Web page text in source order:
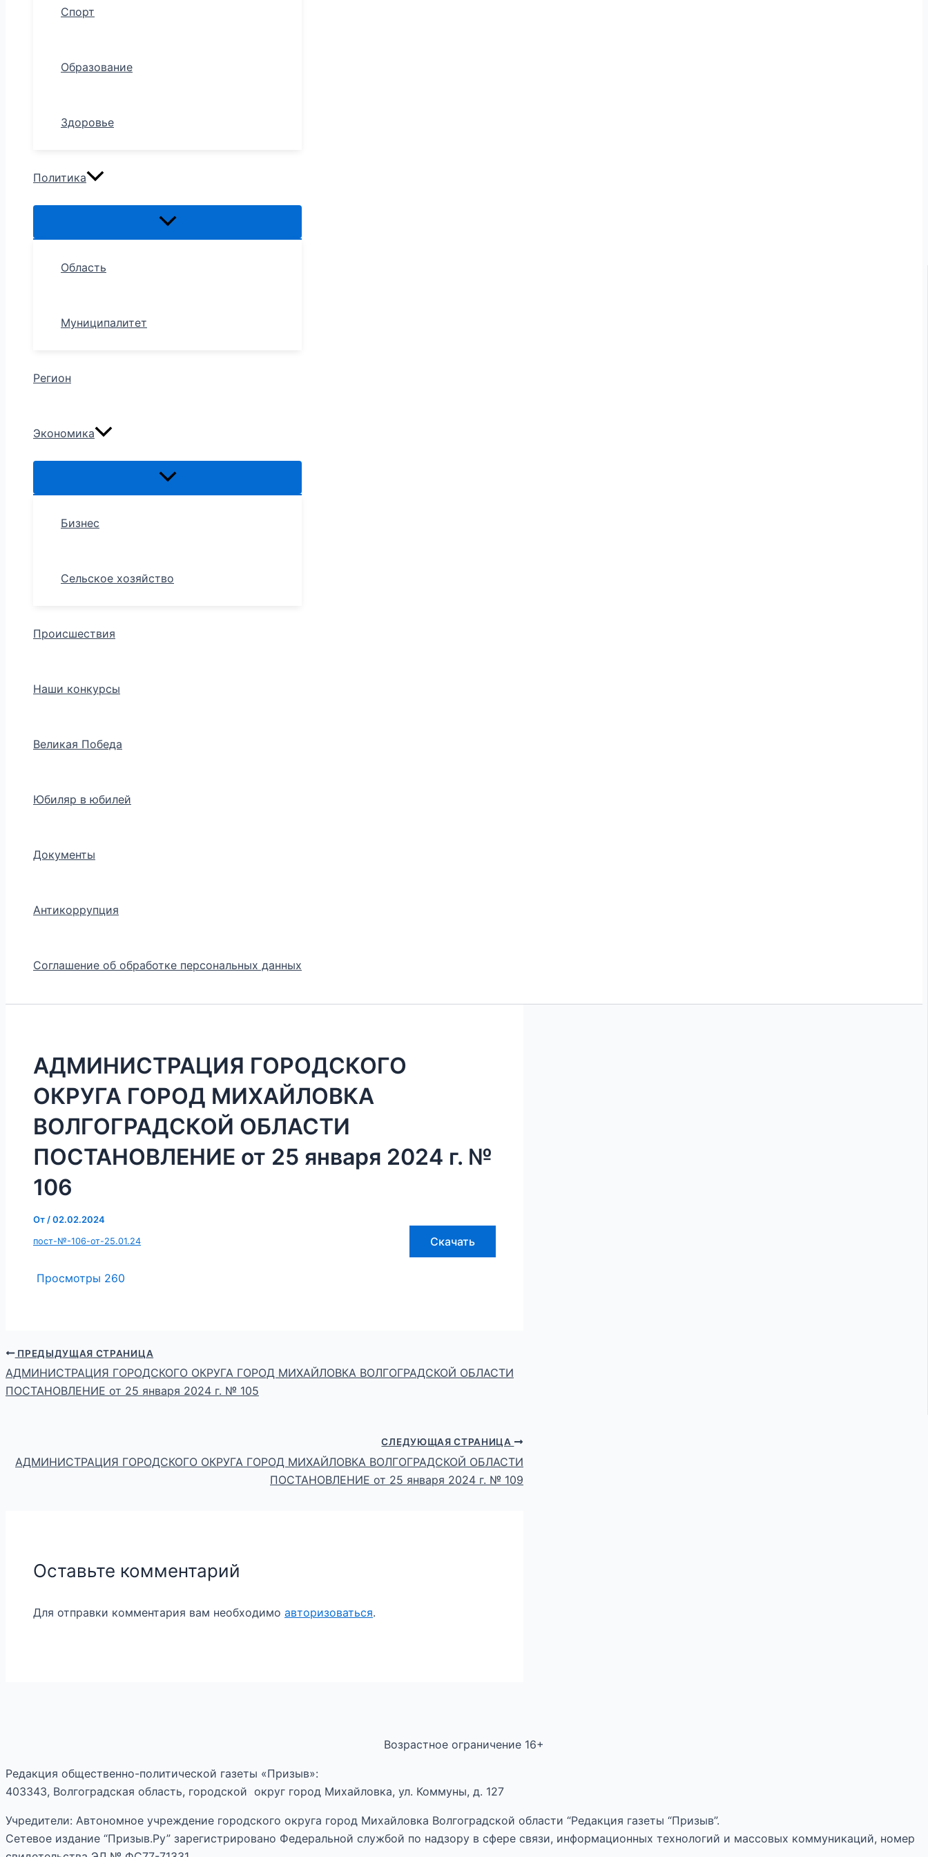
Спорт
Образование
Здоровье
Политика
Область
Муниципалитет
Регион
Экономика
Бизнес
Сельское хозяйство
Происшествия
Наши конкурсы
Великая Победа
Юбиляр в юбилей
Документы
Антикоррупция
Соглашение об обработке персональных данных
АДМИНИСТРАЦИЯ ГОРОДСКОГО
ОКРУГА ГОРОД МИХАЙЛОВКА
ВОЛГОГРАДСКОЙ ОБЛАСТИ
ПОСТАНОВЛЕНИЕ от 25 января 2024 г. №
106
От /02.02.2024
пост-№-106-от-25.01.24 Скачать
Просмотры 260
ПРЕДЫДУЩАЯ СТРАНИЦА
АДМИНИСТРАЦИЯ ГОРОДСКОГО ОКРУГА ГОРОД МИХАЙЛОВКА ВОЛГОГРАДСКОЙ ОБЛАСТИ
ПОСТАНОВЛЕНИЕ от 25 января 2024 г. № 105
СЛЕДУЮЩАЯ СТРАНИЦА
АДМИНИСТРАЦИЯ ГОРОДСКОГО ОКРУГА ГОРОД МИХАЙЛОВКА ВОЛГОГРАДСКОЙ ОБЛАСТИ
ПОСТАНОВЛЕНИЕ от 25 января 2024 г. № 109
Оставьте комментарий
Для отправки комментария вам необходимо авторизоваться.
Возрастное ограничение 16+
Редакция общественно-политической газеты «Призыв»:
403343, Волгоградская область, городской округ город Михайловка, ул. Коммуны, д. 127
Учредители: Автономное учреждение городского округа город Михайловка Волгоградской области “Редакция газеты “Призыв”.
Сетевое издание “Призыв.Ру” зарегистрировано Федеральной службой по надзору в сфере связи, информационных технологий и массовых коммуникаций, номер